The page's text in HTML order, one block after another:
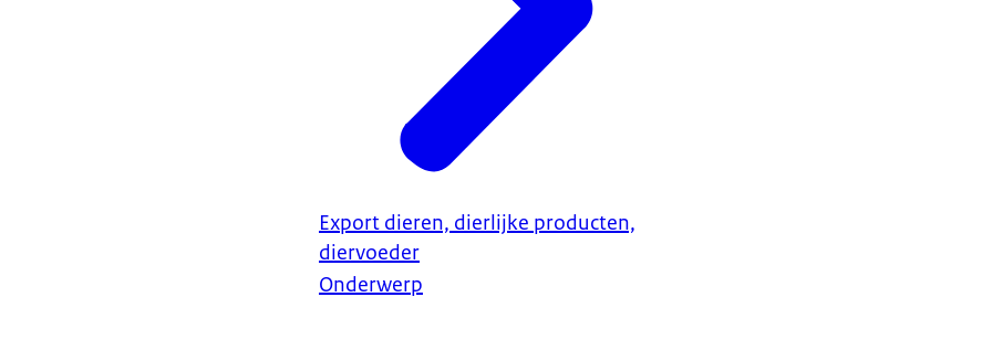
Export dieren, dierlijke producten,
diervoeder
Onderwerp